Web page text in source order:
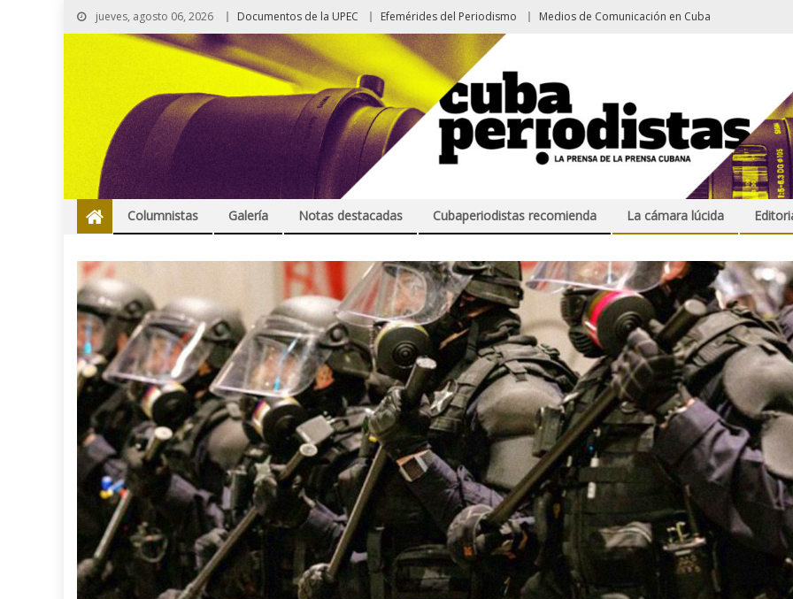
jueves, agosto 06, 2026 Documentos de la UPEC Efemérides del Periodismo Medios de Comunicación en Cuba
Columnistas Galería Notas destacadas Cubaperiodistas recomienda La cámara lúcida